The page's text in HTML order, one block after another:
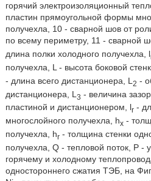
горячий электроизоляционный
пластин прямоугольной формы
получехла, 10 - сварной шов от
по всему периметру, 11 - сварной
длина полки холодного получехла, l
получехла, L - высота боковой
- длина всего дистанционера, L 2 -
дистанционера, L 3 - величина
пластиной и дистанционером, lr-
многослойного получехла, hx-
получехла, hr- толщина стенки
получехла, Q - тепловой поток, Р -
горячему и холодному
одностороннего сжатия ТЭБ, на